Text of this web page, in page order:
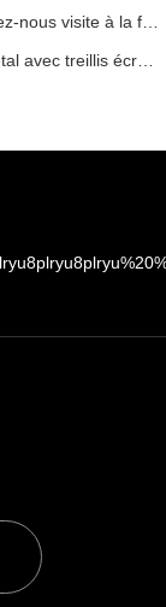
Invitation officielle : Rendez-nous visite à la fête de jardin de style britannique GLEE 2026